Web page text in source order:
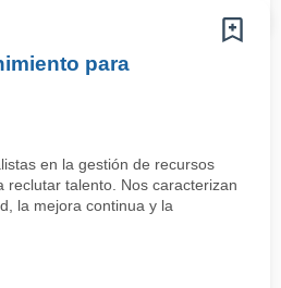
para
en la gestión de recursos
reclutar talento. Nos caracterizan
la mejora continua y la